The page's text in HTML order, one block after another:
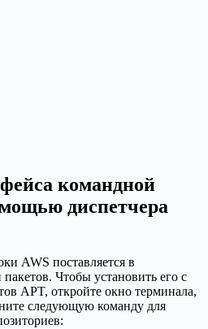
командной
диспетчера
AWS поставляется в
Чтобы установить его с
APT, откройте окно терминала,
следующую команду для